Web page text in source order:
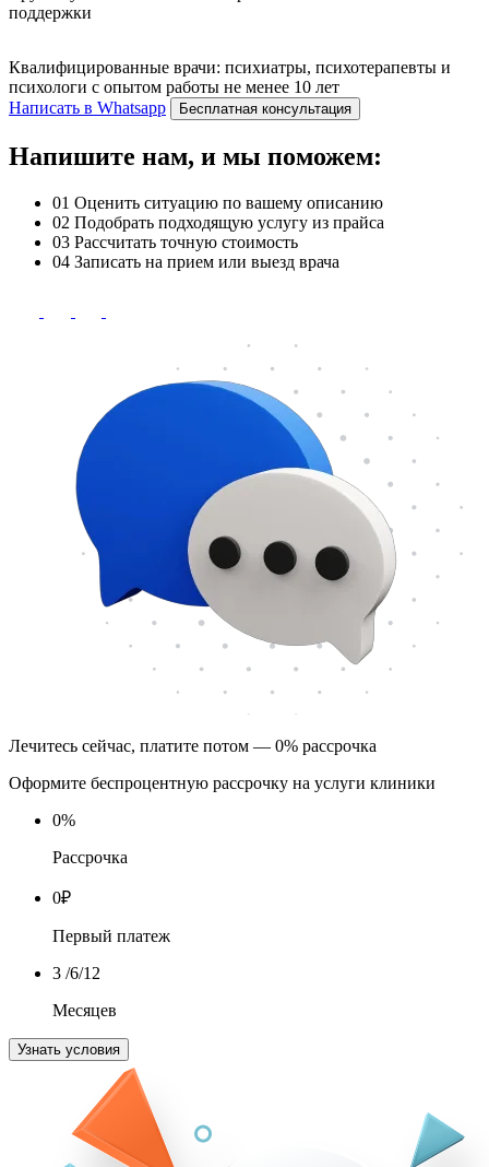
поддержки
Квалифицированные врачи: психиатры, психотерапевты и
психологи с опытом работы не менее 10 лет
Написать в Whatsapp
Бесплатная консультация
Напишите нам, и мы поможем:
01 Оценить ситуацию по вашему описанию
02 Подобрать подходящую услугу из прайса
03 Рассчитать точную стоимость
04 Записать на прием или выезд врача
Лечитесь сейчас, платите потом — 0% рассрочка
Оформите беспроцентную рассрочку на услуги клиники
0%
Рассрочка
0₽
Первый платеж
3 /6/12
Месяцев
Узнать условия